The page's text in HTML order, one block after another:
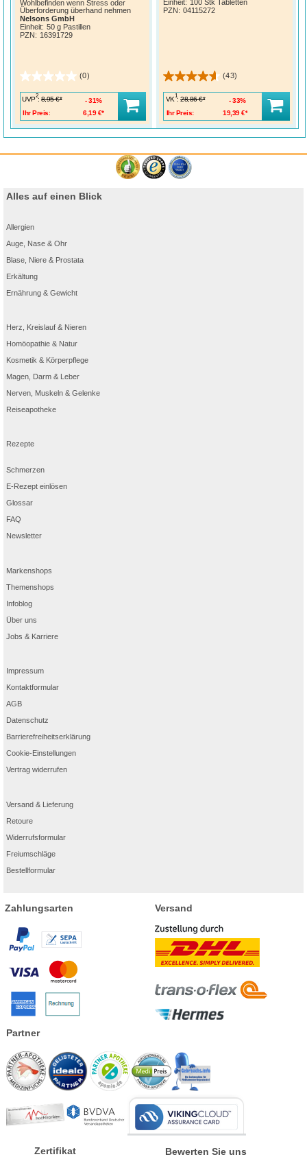
Wohlbefinden wenn Stress oder
Überforderung überhand nehmen
Nelsons GmbH
Einheit: 50 g Pastillen
PZN : 16391729
(0)
UVP
2
: 8,95 €*
Ihr Preis:
6,19 €*
31%
Einheit: 100 Stk Tabletten
PZN : 04115272
(43)
VK
1
: 28,86 €*
Ihr Preis:
19,39 €*
33%
Alles auf einen Blick
Allergien
Auge, Nase & Ohr
Blase, Niere & Prostata
Erkältung
Ernährung & Gewicht
Herz, Kreislauf & Nieren
Homöopathie & Natur
Kosmetik & Körperpflege
Magen, Darm & Leber
Nerven, Muskeln & Gelenke
Reiseapotheke
Rezepte
Schmerzen
E-Rezept einlösen
Glossar
FAQ
Newsletter
Markenshops
Themenshops
Infoblog
Über uns
Jobs & Karriere
Impressum
Kontaktformular
AGB
Datenschutz
Barrierefreiheitserklärung
Cookie-Einstellungen
Vertrag widerrufen
Versand & Lieferung
Retoure
Widerrufsformular
Freiumschläge
Bestellformular
Zahlungsarten Versand
Partner
Zertifikat Bewerten Sie uns